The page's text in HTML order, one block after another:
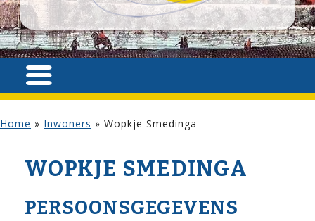
Home » Inwoners » Wopkje Smedinga
WOPKJE SMEDINGA
PERSOONSGEGEVENS